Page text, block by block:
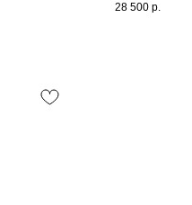
28 500 р.